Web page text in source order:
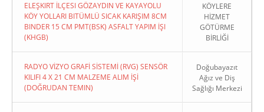
ELEŞKIRT İLÇESI GÖZAYDIN VE KAYAYOLU
KÖY YOLLARI BITÜMLÜ SICAK KARIŞIM 8CM
BINDER 15 CM PMT(BSK) ASFALT YAPIM İŞI
(KHGB)
KÖYLERE
HİZMET
GÖTÜRME
BİRLİĞİ
RADYO VİZYO GRAFİ SİSTEMİ (RVG) SENSÖR
KILIFI 4 X 21 CM MALZEME ALIM İŞİ
(DOĞRUDAN TEMIN)
Doğubayazıt
Ağız ve Diş
Sağlığı Merkezi